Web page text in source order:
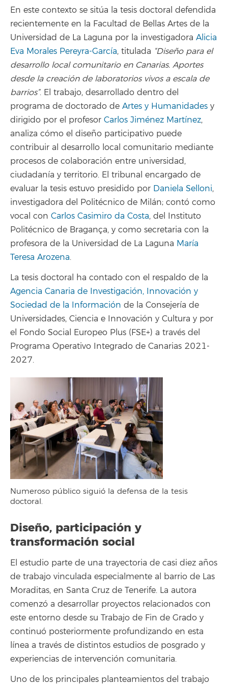
En este contexto se sitúa la tesis doctoral defendida
recientemente en la Facultad de Bellas Artes de la
Universidad de La Laguna por la investigadora Alicia
Eva Morales Pereyra-García, titulada “Diseño para el
desarrollo local comunitario en Canarias. Aportes
desde la creación de laboratorios vivos a escala de
barrios”. El trabajo, desarrollado dentro del
programa de doctorado de Artes y Humanidades y
dirigido por el profesor Carlos Jiménez Martínez,
analiza cómo el diseño participativo puede
contribuir al desarrollo local comunitario mediante
procesos de colaboración entre universidad,
ciudadanía y territorio. El tribunal encargado de
evaluar la tesis estuvo presidido por Daniela Selloni,
investigadora del Politécnico de Milán; contó como
vocal con Carlos Casimiro da Costa, del Instituto
Politécnico de Bragança, y como secretaria con la
profesora de la Universidad de La Laguna María
Teresa Arozena.
La tesis doctoral ha contado con el respaldo de la
Agencia Canaria de Investigación, Innovación y
Sociedad de la Información de la Consejería de
Universidades, Ciencia e Innovación y Cultura y por
el Fondo Social Europeo Plus (FSE+) a través del
Programa Operativo Integrado de Canarias 2021-
2027.
Numeroso público siguió la defensa de la tesis
doctoral.
Diseño, participación y
transformación social
El estudio parte de una trayectoria de casi diez años
de trabajo vinculada especialmente al barrio de Las
Moraditas, en Santa Cruz de Tenerife. La autora
comenzó a desarrollar proyectos relacionados con
este entorno desde su Trabajo de Fin de Grado y
continuó posteriormente profundizando en esta
línea a través de distintos estudios de posgrado y
experiencias de intervención comunitaria.
Uno de los principales planteamientos del trabajo